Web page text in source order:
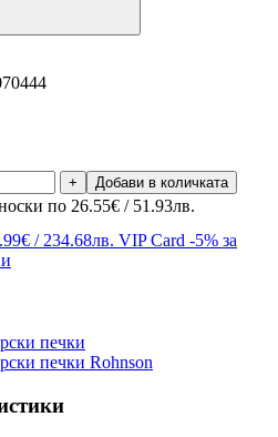
+ Добави в количката
по 26.55€ / 51.93лв.
/ 234.68лв. VIP Card -5% за
печки
печки Rohnson